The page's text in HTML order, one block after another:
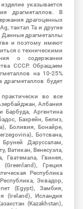
указывается
драгметаллов. В
драгоценных
тантал Ta и другие
Данные драгметаллы
и поэтому имеют
с техническими
о содержании
СССР. Обращаем
на 10-25%
будет
во все
Албания
Барбуда, Аргентина
Бахрейн, Белиз,
Боливия, Бонайре,
Ботсвана,
Даруссалам,
Ватикан, Венесуэла,
Гвинея,
(Greenland), Греция
Республика
Эквадор,
(Egypt), Замбия,
(Ireland), Исландия
(Kazakhstan),